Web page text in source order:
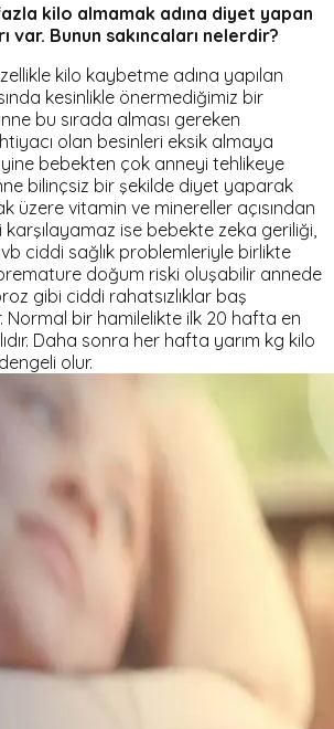
kilo almamak adına diyet yapan
var. Bunun sakıncaları nelerdir?
kilo kaybetme adına yapılan
kesinlikle önermediğimiz bir
bu sırada alması gereken
olan besinleri eksik almaya
bebekten çok anneyi tehlikeye
bilinçsiz bir şekilde diyet yaparak
üzere vitamin ve minereller açısından
ise bebekte zeka geriliği,
ciddi sağlık problemleriyle birlikte
doğum riski oluşabilir annede
gibi ciddi rahatsızlıklar baş
Normal bir hamilelikte ilk 20 hafta en
Daha sonra her hafta yarım kg kilo
olur.